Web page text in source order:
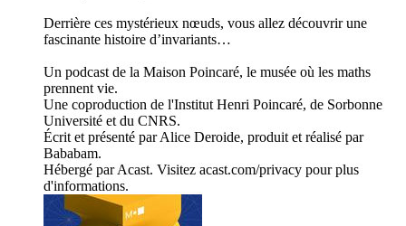
Derrière ces mystérieux nœuds, vous allez découvrir une
fascinante histoire d’invariants…
Un podcast de la Maison Poincaré, le musée où les maths
prennent vie.
Une coproduction de l'Institut Henri Poincaré, de Sorbonne
Université et du CNRS.
Écrit et présenté par Alice Deroide, produit et réalisé par
Bababam.
Hébergé par Acast. Visitez acast.com/privacy pour plus
d'informations.